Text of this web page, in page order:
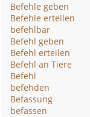
Befehle geben
Befehle erteilen
befehlbar
Befehl geben
Befehl erteilen
Befehl an Tiere
Befehl
befehden
Befassung
befassen